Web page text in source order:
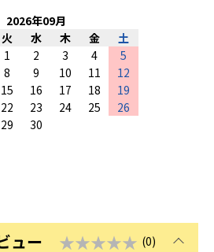
2026年09月
火 水 木 金
土
1
2 3 4
5
8 9 10 11
12
15 16 17 18
19
22 23 24 25
26
29
30
ュー ★★★★★ (0)